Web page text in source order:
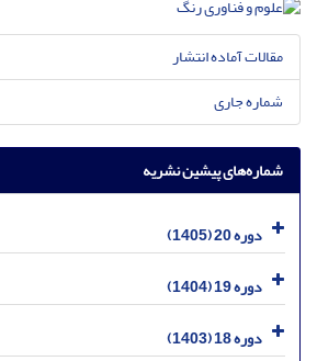
مقالات آماده انتشار
شماره جاری
شماره‌های پیشین نشریه
دوره 20 (1405)
دوره 19 (1404)
دوره 18 (1403)